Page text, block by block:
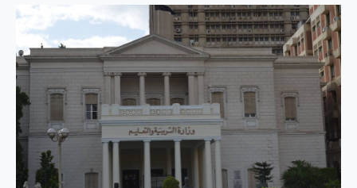
هل
يحصل
المعلمون
على
الرعاية
الصحية؟